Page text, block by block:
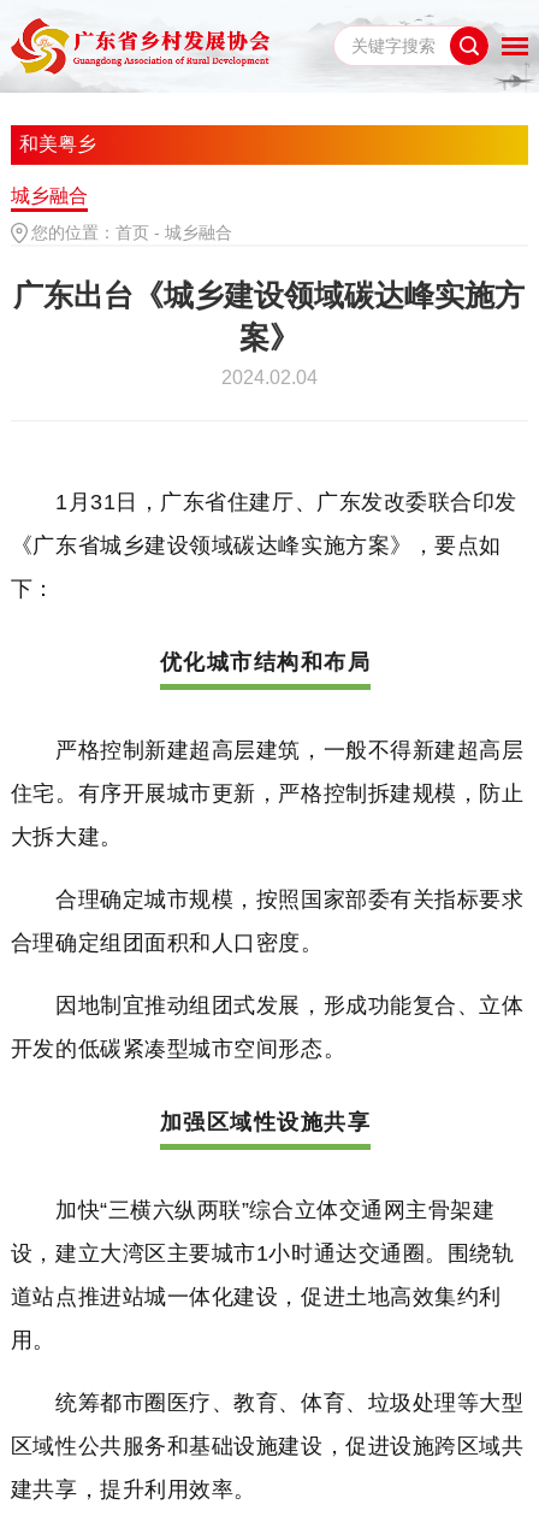
和美粤乡
城乡融合
您的位置： 首页 - 城乡融合
广东出台《城乡建设领域碳达峰实施方
案》
2024.02.04
1月31日，广东省住建厅、广东发改委联合印发
《广东省城乡建设领域碳达峰实施方案》，要点如
下：
优化城市结构和布局
严格控制新建超高层建筑，一般不得新建超高层
住宅。有序开展城市更新，严格控制拆建规模，防止
大拆大建。
合理确定城市规模，按照国家部委有关指标要求
合理确定组团面积和人口密度。
因地制宜推动组团式发展，形成功能复合、立体
开发的低碳紧凑型城市空间形态。
加强区域性设施共享
加快“三横六纵两联”综合立体交通网主骨架建
设，建立大湾区主要城市1小时通达交通圈。围绕轨
道站点推进站城一体化建设，促进土地高效集约利
用。
统筹都市圈医疗、教育、体育、垃圾处理等大型
区域性公共服务和基础设施建设，促进设施跨区域共
建共享，提升利用效率。